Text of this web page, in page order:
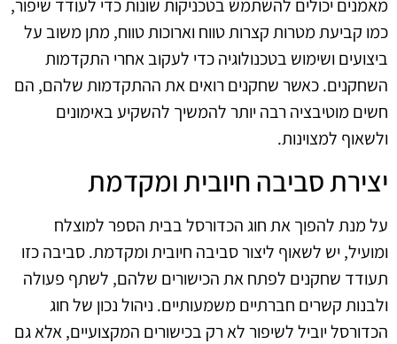
מאמנים יכולים להשתמש בטכניקות שונות כדי לעודד שיפור,
כמו קביעת מטרות קצרות טווח וארוכות טווח, מתן משוב על
ביצועים ושימוש בטכנולוגיה כדי לעקוב אחרי התקדמות
השחקנים. כאשר שחקנים רואים את ההתקדמות שלהם, הם
חשים מוטיבציה רבה יותר להמשיך להשקיע באימונים
ולשאוף למצוינות.
יצירת סביבה חיובית ומקדמת
על מנת להפוך את חוג הכדורסל בבית הספר למוצלח
ומועיל, יש לשאוף ליצור סביבה חיובית ומקדמת. סביבה כזו
תעודד שחקנים לפתח את הכישורים שלהם, לשתף פעולה
ולבנות קשרים חברתיים משמעותיים. ניהול נכון של חוג
הכדורסל יוביל לשיפור לא רק בכישורים המקצועיים, אלא גם